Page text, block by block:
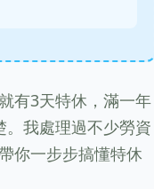
有3天特休，滿一年
我處理過不少勞資
你一步步搞懂特休